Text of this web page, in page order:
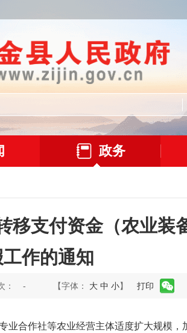
政务
移支付资金（农业装
作的通知
： - 【字体： 大 中 小】 打印
合作社等农业经营主体适度扩大规模，